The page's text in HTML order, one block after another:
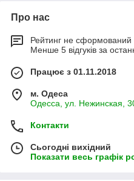
Про нас
Рейтинг не сформований
Менше 5 відгуків за
Працює з 01.11.2018
м. Одеса
Одесса, ул. Нежинская,
Контакти
Сьогодні вихідний
Показати весь графік